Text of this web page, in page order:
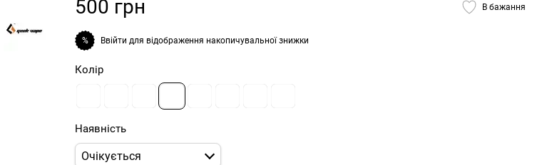
500 грн В бажання
% Ввійти для відображення накопичувальної знижки
Колір
Наявність
Очікується